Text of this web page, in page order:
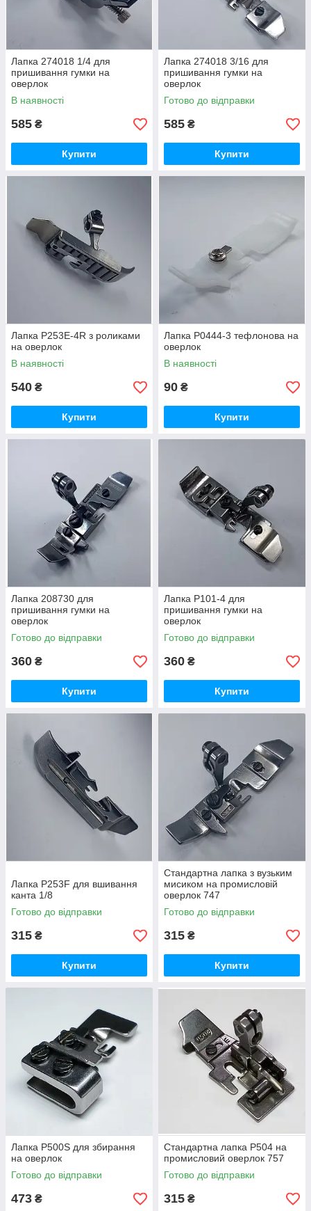
Лапка 274018 1/4 для
пришивання гумки на
оверлок
В наявності
585 ₴
Купити
Лапка 274018 3/16 для
пришивання гумки на
оверлок
Готово до відправки
585 ₴
Купити
Лапка P253E-4R з роликами
на оверлок
В наявності
540 ₴
Купити
Лапка P0444-3 тефлонова на
оверлок
В наявності
90 ₴
Купити
Лапка 208730 для
пришивання гумки на
оверлок
Готово до відправки
360 ₴
Купити
Лапка P101-4 для
пришивання гумки на
оверлок
Готово до відправки
360 ₴
Купити
Лапка P253F для вшивання
канта 1/8
Готово до відправки
315 ₴
Купити
Стандартна лапка з вузьким
мисиком на промисловій
оверлок 747
Готово до відправки
315 ₴
Купити
Лапка P500S для збирання
на оверлок
Готово до відправки
473 ₴
Стандартна лапка P504 на
промисловий оверлок 757
Готово до відправки
315 ₴